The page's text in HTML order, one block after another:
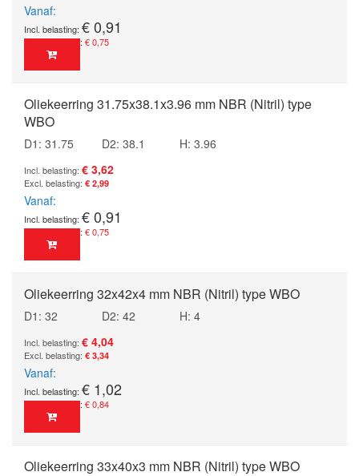
Vanaf
€ 0,91
€ 0,75
Oliekeerring 31.75x38.1x3.96 mm NBR (Nitril) type
WBO
D1: 31.75 D2: 38.1
H: 3.96
€ 3,62
€ 2,99
Vanaf
€ 0,91
€ 0,75
Oliekeerring 32x42x4 mm NBR (Nitril) type WBO
D1: 32 D2: 42
H: 4
€ 4,04
€ 3,34
Vanaf
€ 1,02
€ 0,84
Oliekeerring 33x40x3 mm NBR (Nitril) type WBO